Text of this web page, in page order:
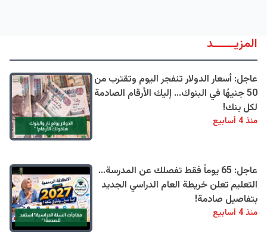
المزيــــــد
عاجل: أسعار الدولار تنفجر اليوم وتقترب من
50 جنيهًا في البنوك... إليك الأرقام الصادمة
لكل بنك!
منذ 4 أسابيع
عاجل: 65 يوماً فقط تفصلك عن المدرسة...
التعليم تعلن خريطة العام الدراسي الجديد
بتفاصيل صادمة!
منذ 4 أسابيع